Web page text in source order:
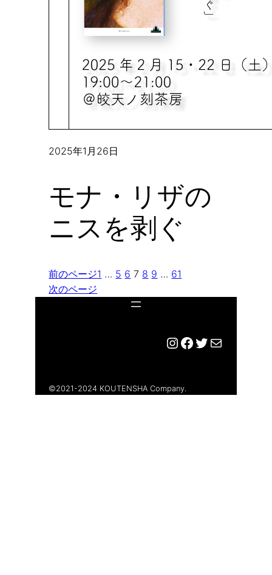
2025年1月26日
モナ・リザの
ニスを剥ぐ
前のページ1 … 5 6 7 8 9 … 61
次のページ
Instagram
Facebook
Twitter
メール
©︎2021-2024 KOUTENSHA Company.